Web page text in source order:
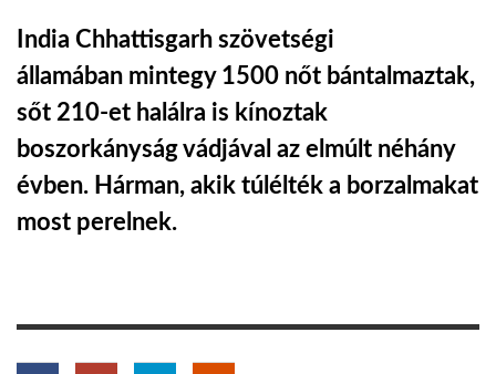
AUSZTRÁLIA
A VILÁG ITTHON
MÉDIA
GLOBOTV BP
India Chhattisgarh szövetségi
államában mintegy 1500 nőt bántalmaztak,
sőt 210-et halálra is kínoztak
boszorkányság vádjával az elmúlt néhány
évben. Hárman, akik túlélték a borzalmakat
most perelnek.